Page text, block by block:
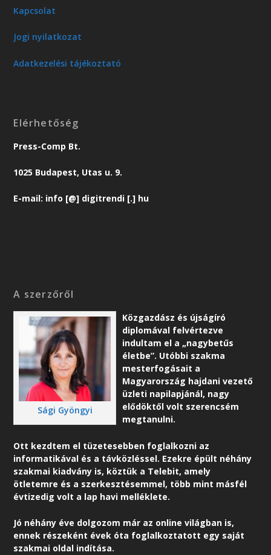
Kapcsolat
Jogi nyilatkozat
Adatkezelési tájékoztató
Elérhetőség
Press-Comp Bt.
1025 Budapest, Utas u. 9.
E-mail: info [@] digitrendi [.] hu
A szerzőről
Sági Gyöngyi
Közgazdász és újságíró
diplomával felvértezve
indultam el a „nagybetűs
életbe”. Utóbbi szakma
mesterfogásait a
Magyarország hajdani vezető
üzleti napilapjánál, nagy
elődöktől volt szerencsém
megtanulni.
Ott kezdtem el tüzetesebben foglalkozni az
informatikával és a távközléssel. Ezekre épült néhány
szakmai kiadvány is, köztük a Telebit, amely
ötletemre és a szerkesztésemmel, több mint másfél
évtizedig volt a lap havi melléklete.
Jó néhány éve dolgozom már az online világban is,
ennek részeként évek óta foglalkoztatott egy saját
szakmai oldal indítása.